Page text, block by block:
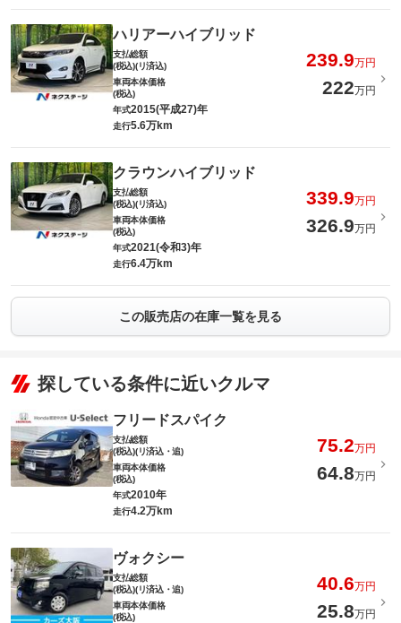
ハリアーハイブリッド
支払総額
(税込)(リ済込)
239.9万円
車両本体価格
(税込)
222万円
年式2015(平成27)年
走行5.6万km
クラウンハイブリッド
支払総額
(税込)(リ済込)
339.9万円
車両本体価格
(税込)
326.9万円
年式2021(令和3)年
走行6.4万km
この販売店の在庫一覧を見る
探している条件に近いクルマ
フリードスパイク
支払総額
(税込)(リ済込・追)
75.2万円
車両本体価格
(税込)
64.8万円
年式2010年
走行4.2万km
ヴォクシー
支払総額
(税込)(リ済込・追)
40.6万円
車両本体価格
(税込)
25.8万円